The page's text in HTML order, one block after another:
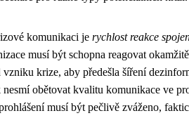
komunikaci je rychlost reakce
musí být schopna reagovat
krize, aby předešla šíření
nesmí obětovat kvalitu komunikace ve
musí být pečlivě zváženo,